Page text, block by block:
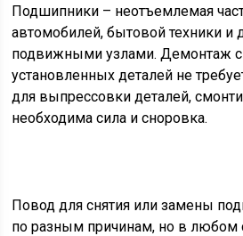
Подшипники – неотъемлемая
автомобилей, бытовой техники и
подвижными узлами. Демонтаж
установленных деталей не
для выпрессовки деталей,
необходима сила и сноровка.
Повод для снятия или замены
по разным причинам, но в любом